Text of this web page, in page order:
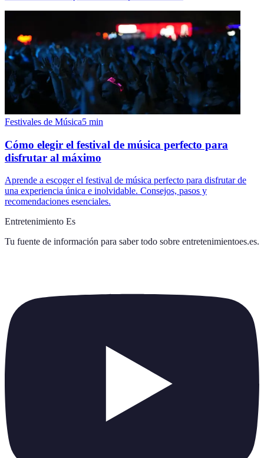
Festivales de Música5 min
Cómo elegir el festival de música perfecto para
disfrutar al máximo
Aprende a escoger el festival de música perfecto para disfrutar de
una experiencia única e inolvidable. Consejos, pasos y
recomendaciones esenciales.
Entretenimiento Es
Tu fuente de información para saber todo sobre entretenimientoes.es.